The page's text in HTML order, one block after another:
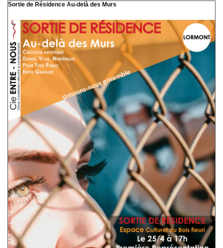
Sortie de Résidence Au-delà des Murs